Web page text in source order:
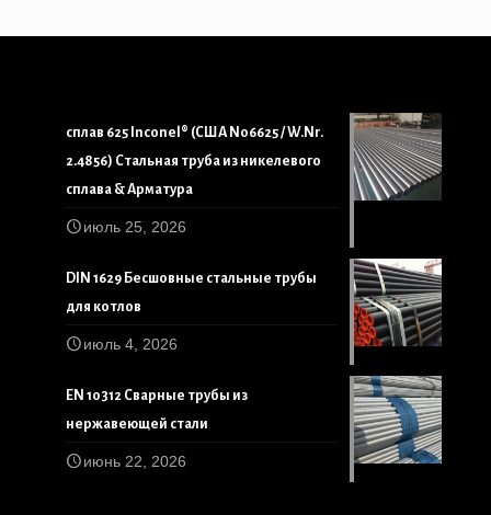
сплав 625 Inconel® (США N06625 / W.Nr.
2.4856) Стальная труба из никелевого
сплава & Арматура
июль 25, 2026
DIN 1629 Бесшовные стальные трубы
для котлов
июль 4, 2026
EN 10312 Сварные трубы из
нержавеющей стали
июнь 22, 2026